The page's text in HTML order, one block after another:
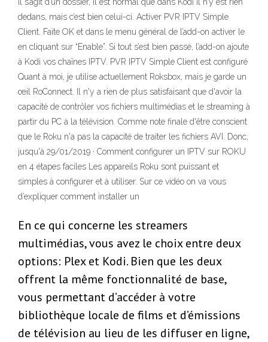
dedans, mais c’est bien celui-ci. Activer PVR IPTV Simple
Client. Faite OK et dans le menu général de l’add-on activer le
en cliquant sur “Enable”. Si tout s’est bien passé, l’add-on ajoute
à Kodi vos chaînes IPTV. PVR IPTV Simple Client est configuré
Quant à moi, je utilise actuellement Roksbox, mais je garde un
œil RoConnect. Il n'y a rien de plus satisfaisant que d'avoir la
capacité de contrôler vos fichiers multimédias et le streaming à
partir du PC à la télévision. Comme note finale d'être conscient
que le Roku n'a pas la capacité de traiter les fichiers AVI. Donc,
jusqu'à 29/01/2019 · Comment configurer un IPTV sur ROKU
en 4 étapes faciles Les appareils Roku sont puissant et
simples à configurer et à utiliser. Sur ce vidéo on va vous
d’expliquer comment installer un
En ce qui concerne les streamers
multimédias, vous avez le choix entre deux
options: Plex et Kodi. Bien que les deux
offrent la même fonctionnalité de base,
vous permettant d’accéder à votre
bibliothèque locale de films et d’émissions
de télévision au lieu de les diffuser en ligne,